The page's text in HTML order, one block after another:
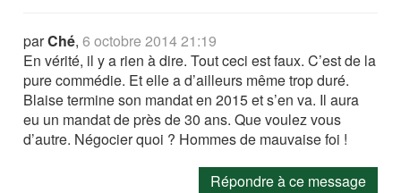
parChé,6 octobre 2014 21:19
En vérité, il y a rien à dire. Tout ceci est faux. C’est de la
pure commédie. Et elle a d’ailleurs même trop duré.
Blaise termine son mandat en 2015 et s’en va. Il aura
eu un mandat de près de 30 ans. Que voulez vous
d’autre. Négocier quoi ? Hommes de mauvaise foi !
Répondre à ce message